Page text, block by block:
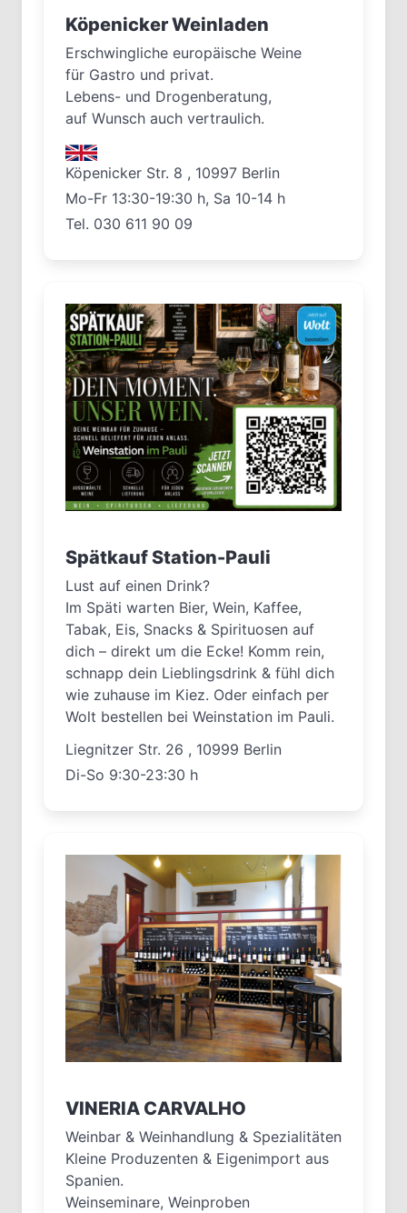
Köpenicker Weinladen
Erschwingliche europäische Weine
für Gastro und privat.
Lebens- und Drogenberatung,
auf Wunsch auch vertraulich.
Köpenicker Str. 8 , 10997 Berlin
Mo-Fr 13:30-19:30 h, Sa 10-14 h
Tel. 030 611 90 09
Spätkauf Station-Pauli
Lust auf einen Drink?
Im Späti warten Bier, Wein, Kaffee,
Tabak, Eis, Snacks & Spirituosen auf
dich – direkt um die Ecke! Komm rein,
schnapp dein Lieblingsdrink & fühl dich
wie zuhause im Kiez. Oder einfach per
Wolt bestellen bei Weinstation im Pauli.
Liegnitzer Str. 26 , 10999 Berlin
Di-So 9:30-23:30 h
VINERIA CARVALHO
Weinbar & Weinhandlung & Spezialitäten
Kleine Produzenten & Eigenimport aus
Spanien.
Weinseminare, Weinproben